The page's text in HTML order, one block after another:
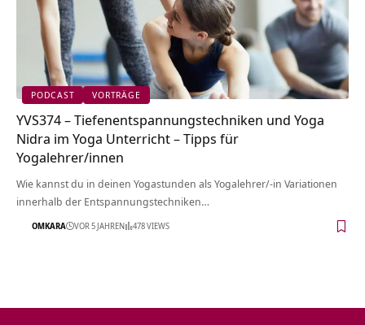
PODCAST VORTRÄGE
YVS374 – Tiefenentspannungstechniken und Yoga
Nidra im Yoga Unterricht – Tipps für
Yogalehrer/innen
Wie kannst du in deinen Yogastunden als Yogalehrer/-in Variationen
innerhalb der Entspannungstechniken…
OMKARA VOR 5 JAHREN 478 VIEWS